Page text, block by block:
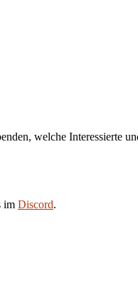
welche Interessierte
im Discord.